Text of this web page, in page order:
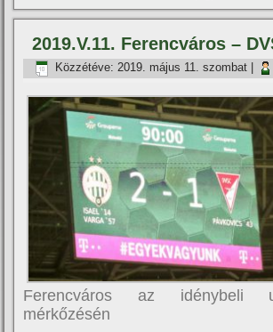
2019.V.11. Ferencváros –
Közzétéve: 2019. május 11. szombat
Ferencváros az idénybeli
mérkőzésén